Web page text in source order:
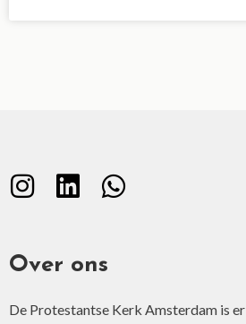
Over ons
De Protestantse Kerk Amsterdam is